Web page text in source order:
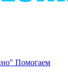
Помогаем